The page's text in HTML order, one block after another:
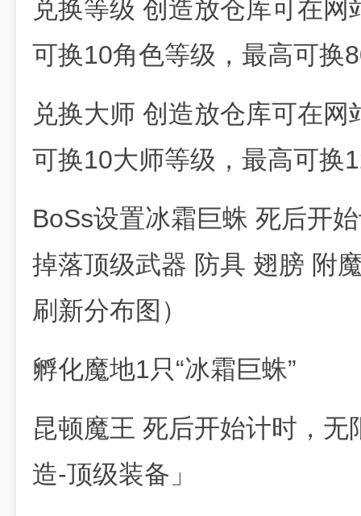
兑换等级 创造放仓库可在
可换10角色等级，最高可换
兑换大师 创造放仓库可在
可换10大师等级，最高可换
BoSs设置冰霜巨蛛 死后开
掉落顶级武器 防具 翅膀 附
刷新分布图）
孵化魔地1只“冰霜巨蛛”
昆顿魔王 死后开始计时，
造-顶级装备」